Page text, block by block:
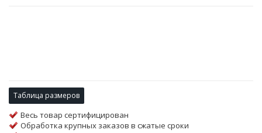
Таблица размеров
Весь товар сертифицирован
Обработка крупных заказов в сжатые сроки